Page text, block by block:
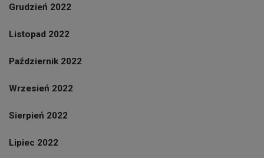
Grudzień 2022
Listopad 2022
Październik 2022
Wrzesień 2022
Sierpień 2022
Lipiec 2022